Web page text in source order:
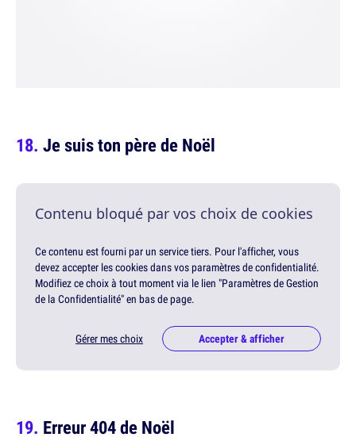
Je suis ton père de Noël
Contenu bloqué par vos choix de cookies
Ce contenu est fourni par un service tiers. Pour l'afficher, vous
devez accepter les cookies dans vos paramètres de confidentialité.
Modifiez ce choix à tout moment via le lien "Paramètres de Gestion
de la Confidentialité" en bas de page.
Gérer mes choix Accepter & afficher
Erreur 404 de Noël